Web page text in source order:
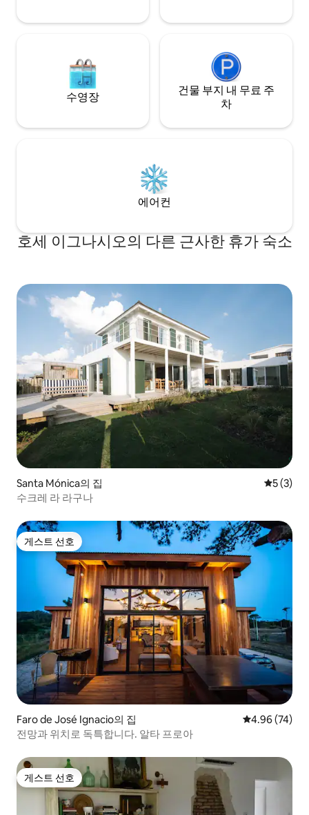
수영장
건물 부지 내 무료 주
차
에어컨
호세 이그나시오의 다른 근사한 휴가 숙소
Santa Mónica의 집 평점 5점
5 (3)
수크레 라 라구나
게스트 선호
게스트 선호
Faro de José Ignacio의 집 평점 4.96점(5
4.96 (74)
전망과 위치로 독특합니다. 알타 프로아
게스트 선호
게스트 선호